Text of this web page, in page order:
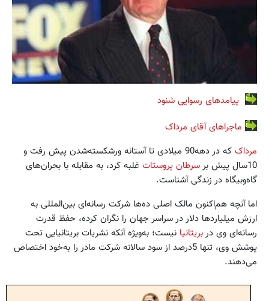
پیامدهای رسوایی شنود
ماجراهای آقای مرداک
مرداک
که در دهه90 میلادی تا آستانه ورشکسته‌شدن پیش رفت و
10سال پیش بر
سرطان پروستات غلبه کرد، به مقابله با بحران‌های
گاه‌وبیگاه در زندگی آشناست.
اما آنچه هم‌اکنون مالک اصلی ده‌ها شرکت رسانه‌‌ای بین‌المللی به
ارزش میلیاردها دلار در سراسر جهان را نگران کرده، حفظ قدرت
رسانه‌ای وی دربریتانیا نیست؛ به‌ویژه آنکه نشریات بریتانیایی تحت
پوشش وی، تنها 5درصد از سود سالانه شرکت مادر را به‌خود اختصاص
می‌دهند.